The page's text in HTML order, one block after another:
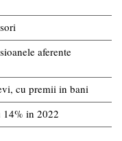
aferente
cu premii in bani
14% in 2022